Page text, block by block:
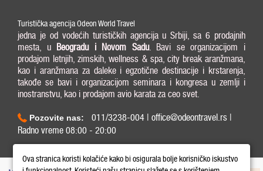
Turistička agencija Odeon World Travel
jedna je od vodećih turističkih agencija u Srbiji, sa 6 prodajnih
mesta, u Beogradu i Novom Sadu. Bavi se organizacijom i
prodajom letnjih, zimskih, wellness & spa, city break aranžmana,
kao i aranžmana za daleke i egzotične destinacije i krstarenja,
takođe se bavi i organizacijom seminara i kongresa u zemlji i
inostranstvu, kao i prodajom avio karata za ceo svet.
Pozovite nas:
011/3238-004 | office@odeontravel.rs |
Radno vreme 08:00 - 20:00
Ova stranica koristi kolačiće kako bi osigurala bolje korisničko iskustvo